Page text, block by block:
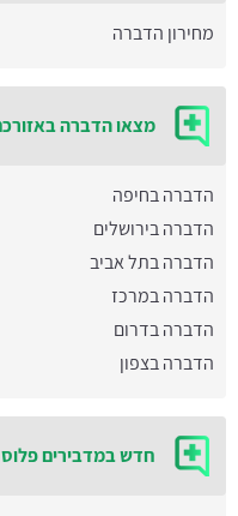
מחירון הדברה
מצאו הדברה
הדברה בחיפה
הדברה בירושלים
הדברה בתל אביב
הדברה במרכז
הדברה בדרום
הדברה בצפון
חדש במדבירים פלוס